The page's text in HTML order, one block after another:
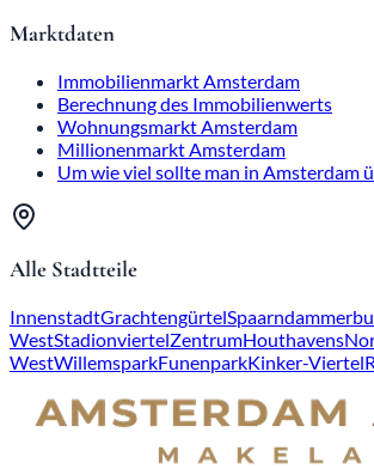
Marktdaten
Immobilienmarkt Amsterdam
Berechnung des Immobilienwerts
Wohnungsmarkt Amsterdam
Millionenmarkt Amsterdam
Um wie viel sollte man in Amsterdam
Alle Stadtteile
InnenstadtGrachtengürtel
WestStadionviertelZentrumHouthavens
WestWillemsparkFunenparkKinker-Viertel